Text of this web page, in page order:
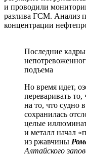
и проводили
разлива ГСМ. Анализ
концентрации
Последние кадры
подъема
Но время идет,
переваривать
на то, что судно
сохранилась
целые
и металл начал
из ржавчины
Алтайского